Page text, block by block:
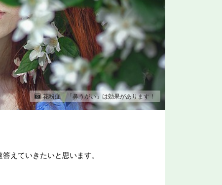
花粉症 「鼻うがい」は効果があります！
えていきたいと思います。